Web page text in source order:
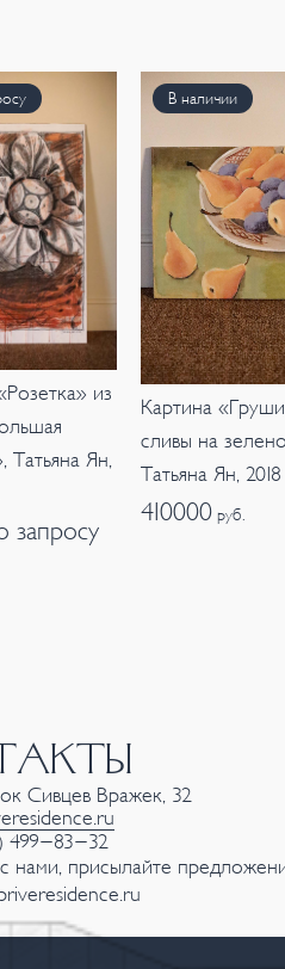
из
Татьяна Ян,
запросу
В наличии
Картина
сливы на
Татьяна Ян,
410000 руб.
Сивцев Вражек, 32
499-83-32
нами, присылайте